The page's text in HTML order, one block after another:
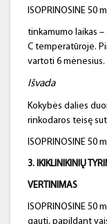
ISOPRINOSINE 50
tinkamumo laikas
C temperatūroje.
vartoti 6 mėnesius.
Išvada
Kokybės dalies
rinkodaros teisę
ISOPRINOSINE 50
3. IKIKLINIKINIŲ
VERTINIMAS
ISOPRINOSINE 50
gauti, papildant